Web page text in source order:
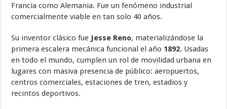
Francia como Alemania. Fue un fenómeno industrial
comercialmente viable en tan solo 40 años.
Su inventor clásico fue Jesse Reno, materializándose la
primera escalera mecánica funcional el año 1892. Usadas
en todo el mundo, cumplen un rol de movilidad urbana en
lugares con masiva presencia de público: aeropuertos,
centros comerciales, estaciones de tren, estadios y
recintos deportivos.